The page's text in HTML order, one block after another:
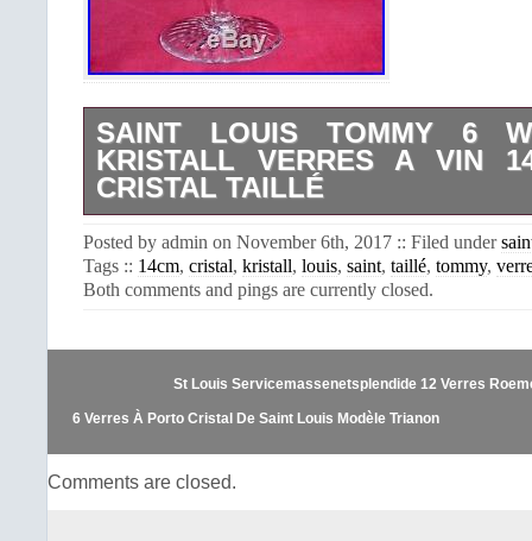
SAINT LOUIS TOMMY 6
KRISTALL VERRES A VIN
CRISTAL TAILLÉ
OTHERS AUCTIONS. AUTRES
SERVICE. En 1767, le Roi Louis XV
de “Cristallerie Royale de Saint-
verres à vin en cristal taillé de la
de SAINT LOUIS de 1903 à 1933.
plus grandes tables en France et à
Diamètre buvant : 7,1 cm. L’item
Posted by admin on November 6th, 2017 :: Filed under
Tags :: 14cm, cristal, kristall, louis, saint, taillé, tommy,
Both comments and pings are currently closed.
St Louis Servicemassenetsplendide 12 Verres
6 Verres À Porto Cristal De Saint Louis Modèle Trianon
Comments are closed.